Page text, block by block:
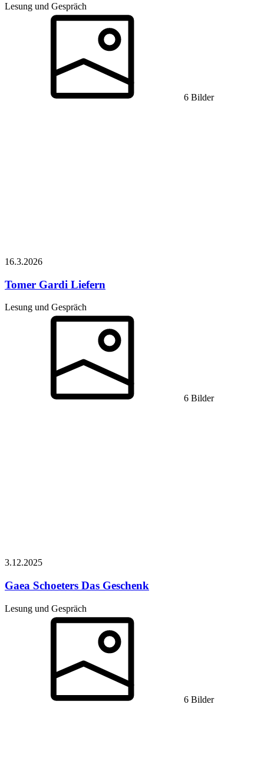
Lesung und Gespräch
6 Bilder
16.3.2026
Tomer Gardi Liefern
Lesung und Gespräch
6 Bilder
3.12.2025
Gaea Schoeters Das Geschenk
Lesung und Gespräch
6 Bilder